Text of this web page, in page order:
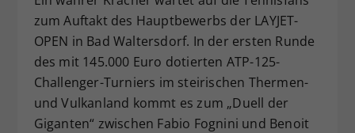
zum Auftakt des Hauptbewerbs der LAYJET-
OPEN in Bad Waltersdorf. In der ersten Runde
des mit 145.000 Euro dotierten ATP-125-
Challenger-Turniers im steirischen Thermen-
und Vulkanland kommt es zum „Duell der
Giganten“ zwischen Fabio Fognini und Benoit
Zweck
Dieser Wert speichert Ihre Consent-
Einstellungen. Unter anderem eine
zufällig generierte ID, für die
historische Speicherung Ihrer
vorgenommen Einstellungen, falls der
Webseiten-Betreiber dies eingestellt
hat.